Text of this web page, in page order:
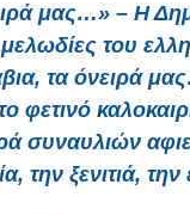
μας…» – Η
μελωδίες του
τα όνειρά
φετινό
συναυλιών
την ξενιτιά,